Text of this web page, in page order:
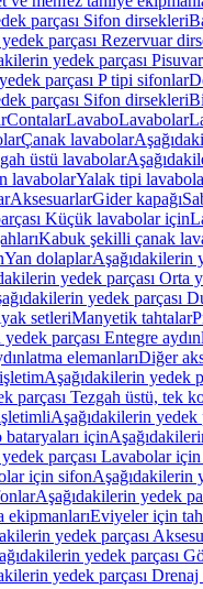
parçası Sifon dirsekleri
parçası Rezervuar
yedek parçası
parçası P tipi sifonlar
parçası Sifon dirsekleri
ContalarLavaboLavabolar
Çanak lavabolar
üstü lavabolar
lavabolarYalak tipi
AksesuarlarGider kapağı
Küçük lavabolar için
Kabuk şekilli çanak
Yan dolaplarAşağıdakilerin
yedek parçası Orta
yedek parçası
setleriManyetik tahtalar
parçası Entegre
elemanlarıDiğer
Aşağıdakilerin yedek
parçası Tezgah üstü, tek
Aşağıdakilerin yedek
için
parçası Lavabolar
için sifonAşağıdakilerin
Aşağıdakilerin yedek
ekipmanlarıEviyeler için
yedek parçası
yedek parçası
yedek parçası